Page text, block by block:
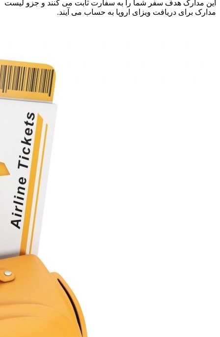
این مدارک هدف سفر شما را به سفارت ثابت می کنند و جزو لیست
مدارک برای دریافت ویزای اروپا به حساب می آیند.